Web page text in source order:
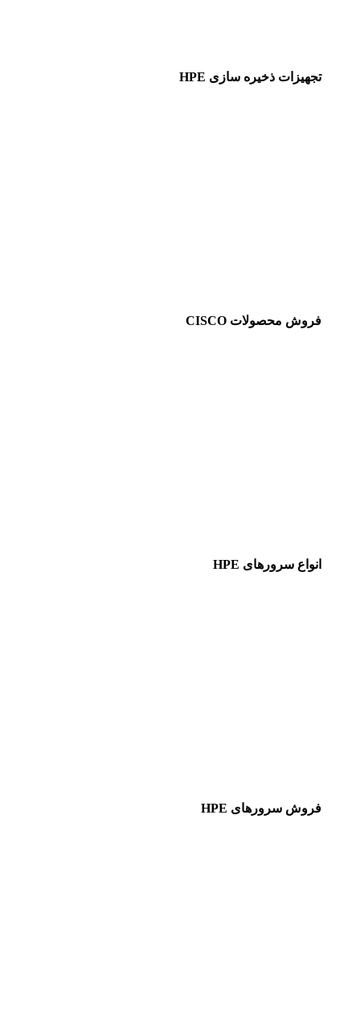
تجهیزات ذخیره سازی HPE
فروش محصولات CISCO
انواع سرورهای HPE
فروش سرورهای HPE